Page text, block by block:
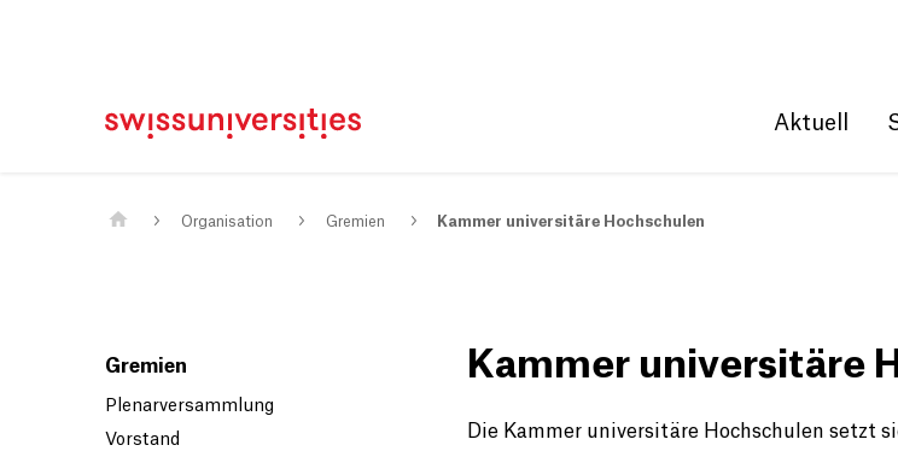
Sitemap
Aktuell
Organisation Gremien Kammer universitäre Hochschulen
Gremien
Plenarversammlung
Vorstand
Kammer universitäre
Die Kammer universitäre Hochschulen setzt